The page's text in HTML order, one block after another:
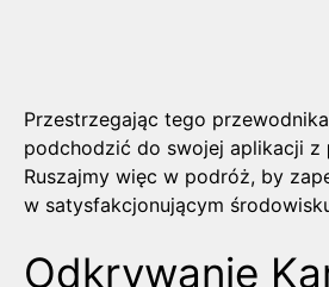
Przestrzegając tego
podchodzić do swojej aplikacji z
Ruszajmy więc w podróż, by
w satysfakcjonującym
Odkrywanie